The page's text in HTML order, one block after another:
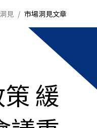
見 市場洞見文章
緩